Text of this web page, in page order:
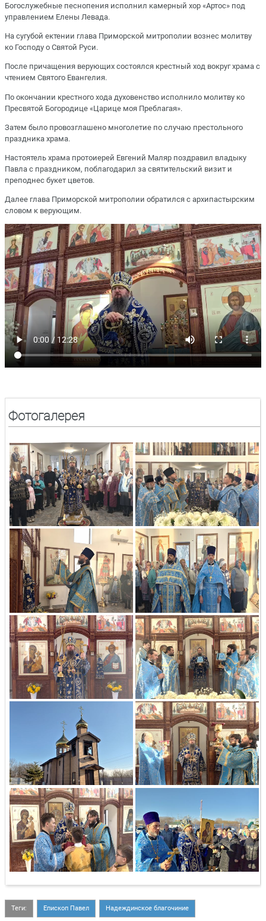
Богослужебные песнопения исполнил камерный хор «Артос» под
управлением Елены Левада.
На сугубой ектении глава Приморской митрополии вознес молитву
ко Господу о Святой Руси.
После причащения верующих состоялся крестный ход вокруг храма с
чтением Святого Евангелия.
По окончании крестного хода духовенство исполнило молитву ко
Пресвятой Богородице «Царице моя Преблагая».
Затем было провозглашено многолетие по случаю престольного
праздника храма.
Настоятель храма протоиерей Евгений Маляр поздравил владыку
Павла с праздником, поблагодарил за святительский визит и
преподнес букет цветов.
Далее глава Приморской митрополии обратился с архипастырским
словом к верующим.
Фотогалерея
Теги: Епископ Павел Надеждинское благочиние